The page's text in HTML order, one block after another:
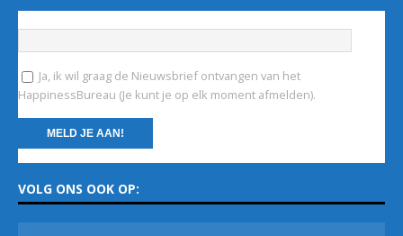
Ja, ik wil graag de Nieuwsbrief ontvangen van het
HappinessBureau (Je kunt je op elk moment afmelden).
o
n
VOLG ONS OOK OP: